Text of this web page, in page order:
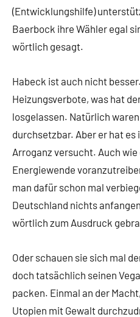
(Entwicklungshilfe)
Baerbock ihre Wähler egal
wörtlich gesagt.
Habeck ist auch nicht
Heizungsverbote, was hat
losgelassen. Natürlich
durchsetzbar. Aber er hat es
Arroganz versucht. Auch
Energiewende
man dafür schon mal
Deutschland nichts
wörtlich zum Ausdruck
Oder schauen sie sich mal
doch tatsächlich seinen
packen. Einmal an der
Utopien mit Gewalt